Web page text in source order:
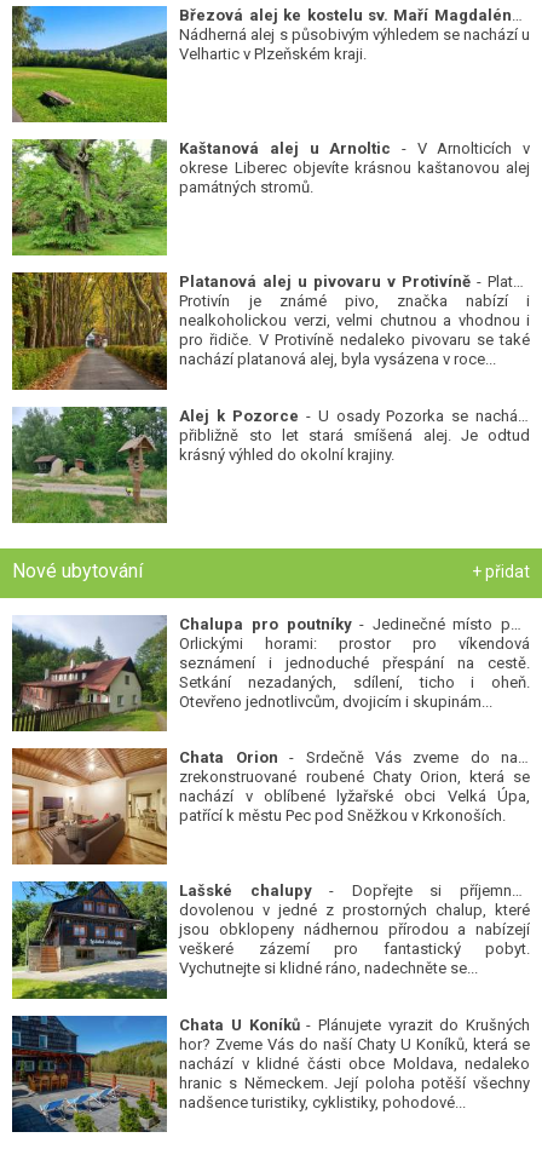
Nádherná alej s působivým výhledem se nachází u
Velhartic v Plzeňském kraji.
Kaštanová alej u Arnoltic - V Arnolticích v
okrese Liberec objevíte krásnou kaštanovou alej
památných stromů.
Platanová alej u pivovaru v Protivíně - Platan
Protivín je známé pivo, značka nabízí i
nealkoholickou verzi, velmi chutnou a vhodnou i
pro řidiče. V Protivíně nedaleko pivovaru se také
nachází platanová alej, byla vysázena v roce...
Alej k Pozorce - U osady Pozorka se nachází
přibližně sto let stará smíšená alej. Je odtud
krásný výhled do okolní krajiny.
Nové ubytování + přidat
Chalupa pro poutníky- Jedinečné místo pod
Orlickými horami: prostor pro víkendová
seznámení i jednoduché přespání na cestě.
Setkání nezadaných, sdílení, ticho i oheň.
Otevřeno jednotlivcům, dvojicím i skupinám...
Chata Orion - Srdečně Vás zveme do naší
zrekonstruované roubené Chaty Orion, která se
nachází v oblíbené lyžařské obci Velká Úpa,
patřící k městu Pec pod Sněžkou v Krkonoších.
Lašské chalupy- Dopřejte si příjemnou
dovolenou v jedné z prostorných chalup, které
jsou obklopeny nádhernou přírodou a nabízejí
veškeré zázemí pro fantastický pobyt.
Vychutnejte si klidné ráno, nadechněte se...
Chata U Koníků- Plánujete vyrazit do Krušných
hor? Zveme Vás do naší Chaty U Koníků, která se
nachází v klidné části obce Moldava, nedaleko
hranic s Německem. Její poloha potěší všechny
nadšence turistiky, cyklistiky, pohodové...